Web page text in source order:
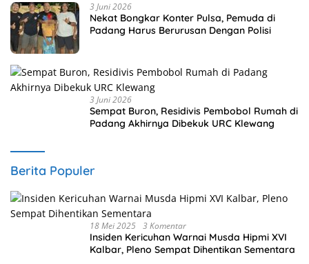
3 Juni 2026
Nekat Bongkar Konter Pulsa, Pemuda di
Padang Harus Berurusan Dengan Polisi
3 Juni 2026
Sempat Buron, Residivis Pembobol Rumah di
Padang Akhirnya Dibekuk URC Klewang
Berita Populer
18 Mei 2025 3 Komentar
Insiden Kericuhan Warnai Musda Hipmi XVI
Kalbar, Pleno Sempat Dihentikan Sementara